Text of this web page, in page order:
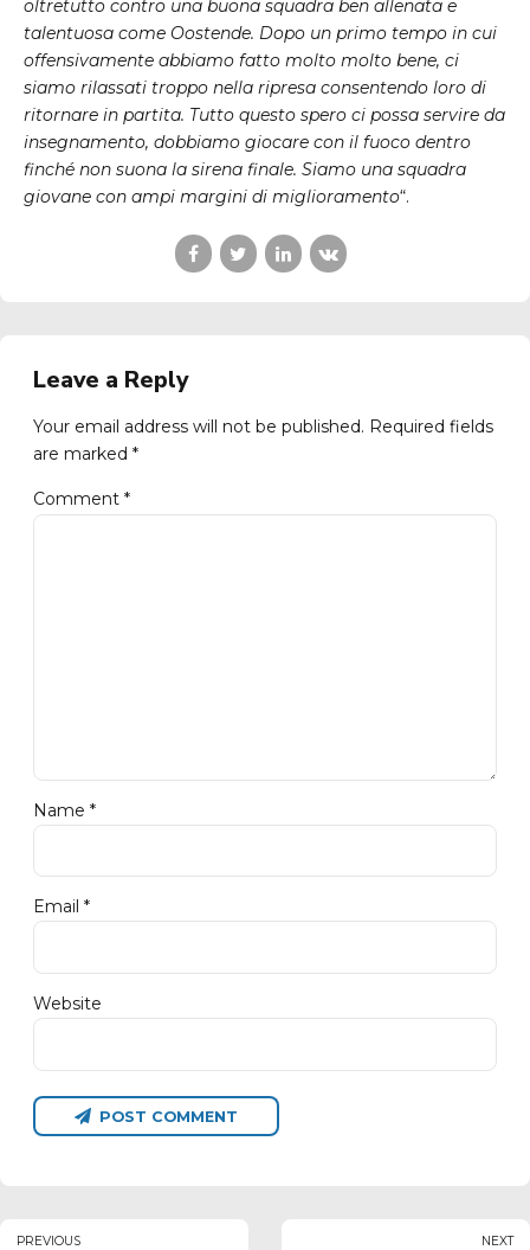
oltretutto contro una buona squadra ben allenata e
talentuosa come Oostende. Dopo un primo tempo in cui
offensivamente abbiamo fatto molto molto bene, ci
siamo rilassati troppo nella ripresa consentendo loro di
ritornare in partita. Tutto questo spero ci possa servire da
insegnamento, dobbiamo giocare con il fuoco dentro
finché non suona la sirena finale. Siamo una squadra
giovane con ampi margini di miglioramento“.
Leave a Reply
Your email address will not be published. Required fields
are marked *
Comment *
Name *
Email *
Website
POST COMMENT
PREVIOUS NEXT